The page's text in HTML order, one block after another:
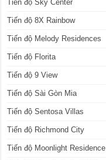
Tiến độ Sky Center
Tiến độ 8X Rainbow
Tiến độ Melody Residences
Tiến độ Florita
Tiến độ 9 View
Tiến độ Sài Gòn Mia
Tiến độ Sentosa Villas
Tiến độ Richmond City
Tiến độ Moonlight Residence